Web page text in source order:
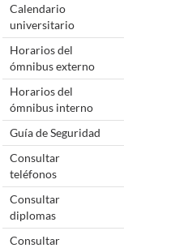
Calendario
universitario
Horarios del
ómnibus externo
Horarios del
ómnibus interno
Guía de Seguridad
Consultar
teléfonos
Consultar
diplomas
Consultar